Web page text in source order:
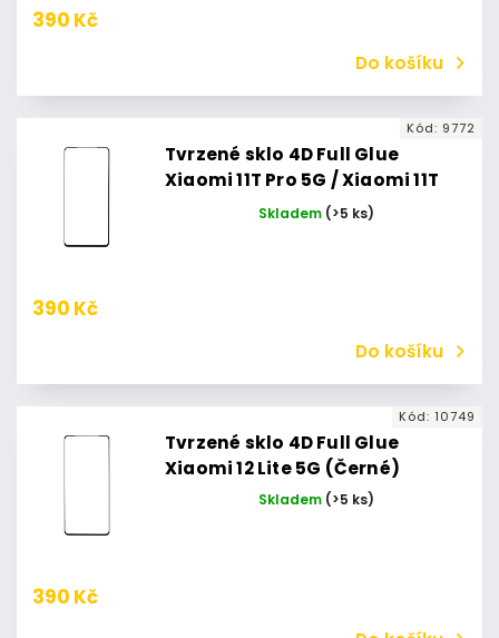
390 Kč
Do košíku
Tvrzené sklo 4D Full Glue
Xiaomi 11T Pro 5G / Xiaomi 11T
5G (Černé)Skladem (>5 ks)
390 Kč
Do košíku
Kód: 9772
Tvrzené sklo 4D Full Glue
Xiaomi 12 Lite 5G (Černé)
Skladem (>5 ks)
390 Kč
Kód: 10749